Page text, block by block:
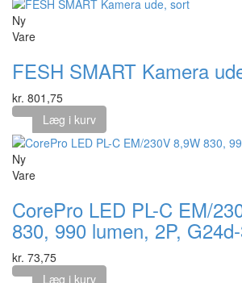
Ny
Vare
FESH SMART Kamera
kr. 801,75
Læg i kurv
Ny
Vare
CorePro LED PL-C EM/
830, 990 lumen, 2P,
kr. 73,75
Læg i kurv